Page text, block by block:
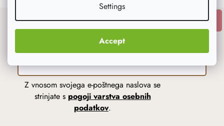
Settings
Accept
Subscribe to newsletter
Z vnosom svojega e-poštnega naslova se
strinjate s pogoji varstva osebnih
podatkov.
SUBSCRIBE